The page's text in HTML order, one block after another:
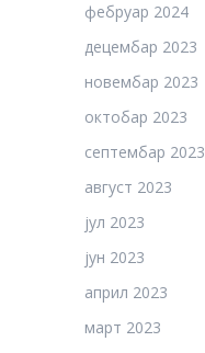
фебруар 2024
децембар 2023
новембар 2023
октобар 2023
септембар 2023
август 2023
јул 2023
јун 2023
април 2023
март 2023